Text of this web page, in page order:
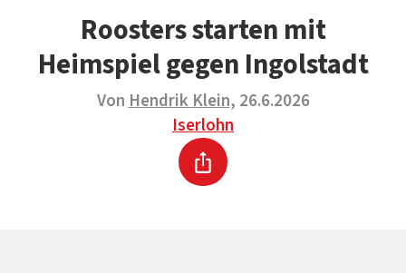
Werbung schalten
Das Team
KONTAKT
DAS TEAM
ÜBER UNS
Roosters starten mit
Heimspiel gegen Ingolstadt
VonHendrik Klein, 26.6.2026
Iserlohn